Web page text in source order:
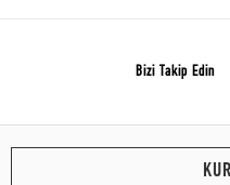
Bizi Takip Edin